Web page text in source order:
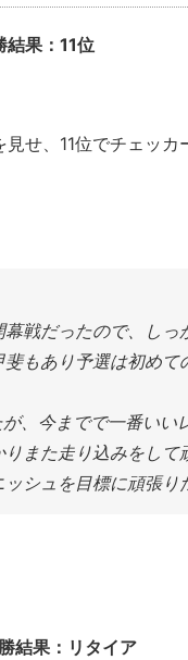
果：11位
せ、11位でチェッカ
戦だったので、しっ
もあり予選は初めて
、今までで一番いい
また走り込みをして
シュを目標に頑張り
結果：リタイア